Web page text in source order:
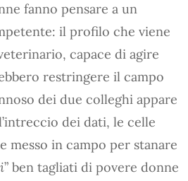
fanno pensare a un
il profilo che viene
capace di agire
restringere il campo
dei due colleghi appare
dei dati, le celle
messo in campo per stanare
” ben tagliati di povere donne